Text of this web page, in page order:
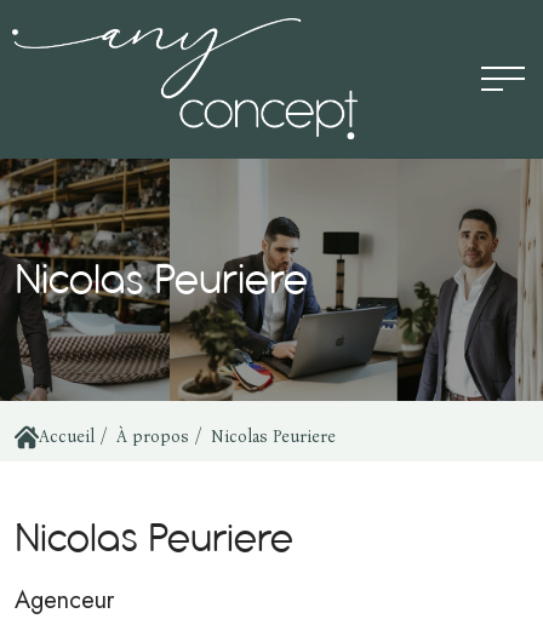
Nicolas Peuriere
Accueil À propos Nicolas Peuriere
Nicolas Peuriere
Agenceur
Panneau de gestion des cookies